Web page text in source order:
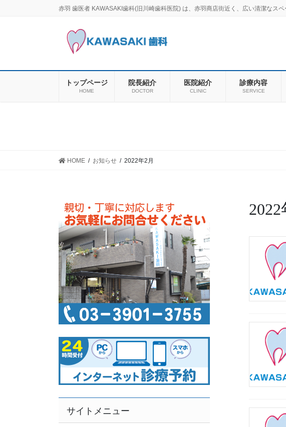
赤羽 歯医者 KAWASAKI歯科(旧川崎歯科医院) は、赤羽商店街近く、広い清潔なス
トップページ
HOME
院長紹介
DOCTOR
医院紹介
CLINIC
診療内容
SERVICE
HOME お知らせ 2022年2月
2022
サイトメニュー